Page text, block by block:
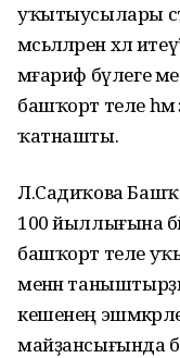
уҡытыусылары
мәсьәләләрен хәл
мәғариф бүлеге
башҡорт теле һәм
ҡатнашты.
Л.Садиҡова
100 йыллығына
башҡорт теле
менән
кешенең
майҙансығында